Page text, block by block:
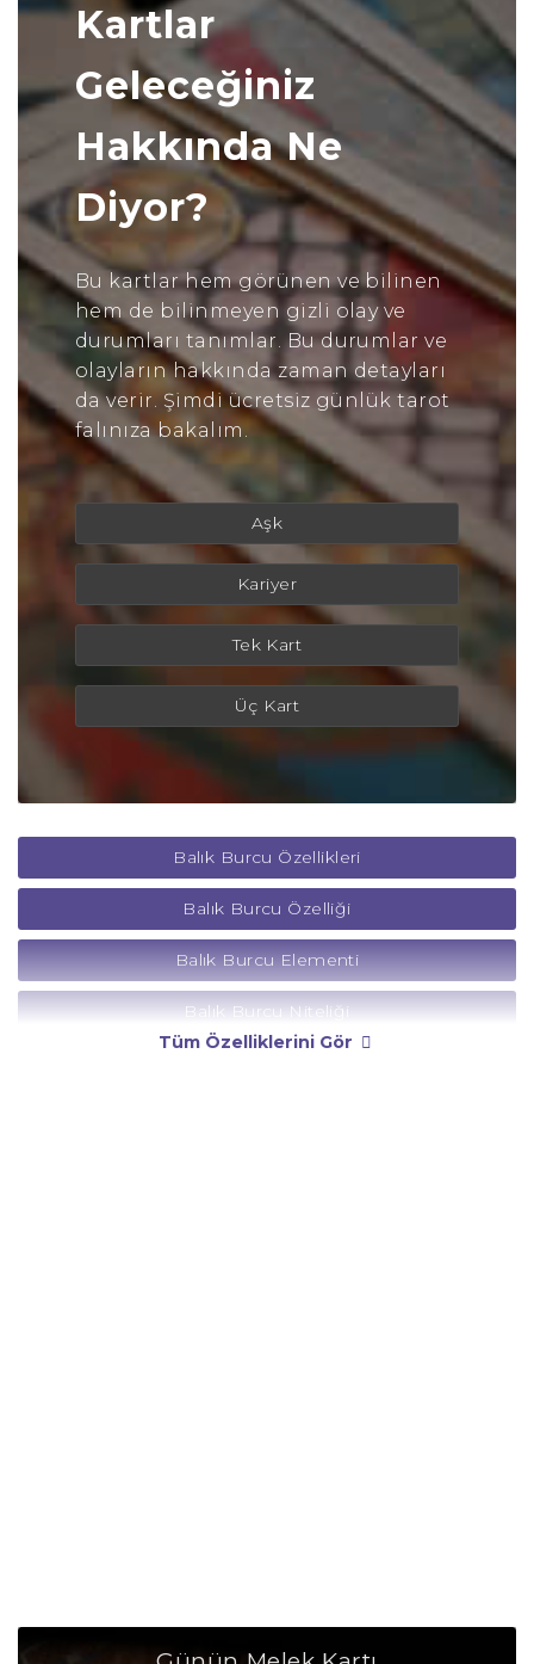
Kartlar
Geleceğiniz
Hakkında Ne
Diyor?
Bu kartlar hem görünen ve bilinen
hem de bilinmeyen gizli olay ve
durumları tanımlar. Bu durumlar ve
olayların hakkında zaman detayları
da verir. Şimdi ücretsiz günlük tarot
falınıza bakalım.
Aşk
Kariyer
Tek Kart
Üç Kart
Balık Burcu Özellikleri
Balık Burcu Özelliği
Balık Burcu Elementi
Balık Burcu Niteliği
Balık Burcu Olumlu Yönleri
Tüm Özelliklerini Gör